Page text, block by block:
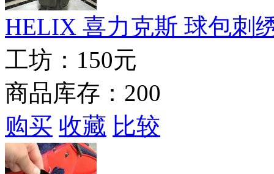
HELIX 喜力克斯 球包刺
工坊： 150元
商品库存：200
购买 收藏 比较